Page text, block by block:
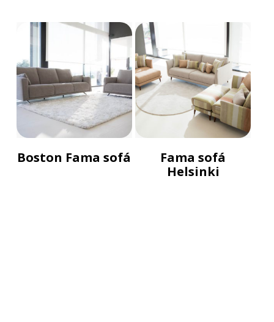
Boston Fama sofá
Fama sofá
Helsinki